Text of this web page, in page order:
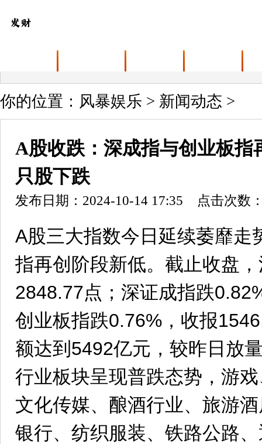
你的位置： 风暴娱乐 > 新闻动态 >
A股收跌：深成指与创业板指
只股下跌
发布日期：2024-10-14 17:35 点击次数
A股三大指数今日延续萎靡走
指再创阶段新低。截止收盘
2848.77点；深证成指跌
创业板指跌0.76%，收报
额达到5492亿元，较昨日放
行业板块呈现普跌态势，游
文化传媒、酿酒行业、旅游
银行、纺织服装、铁路公路